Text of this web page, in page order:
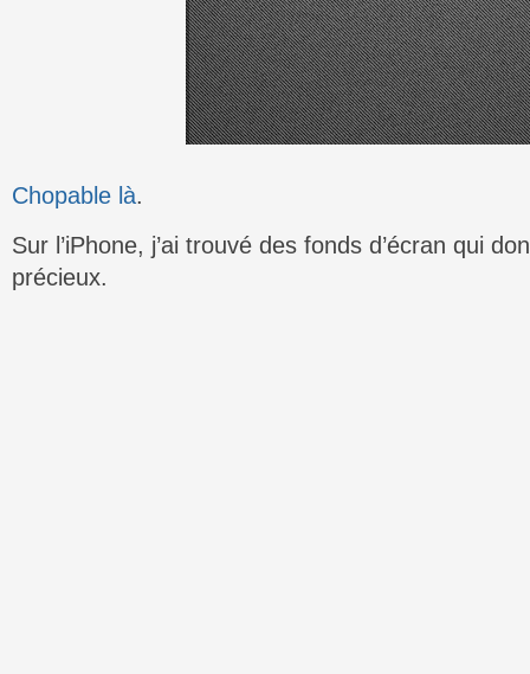
Chopable là.
Sur l’iPhone, j’ai trouvé des fonds d’écran qui
précieux.